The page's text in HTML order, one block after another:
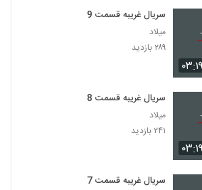
۰۳:۱۹
سریال غریبه قسمت 9
میلاد
۲۸۹ بازدید
۰۳:۱۹
سریال غریبه قسمت 8
میلاد
۲۴۱ بازدید
سریال غریبه قسمت 7